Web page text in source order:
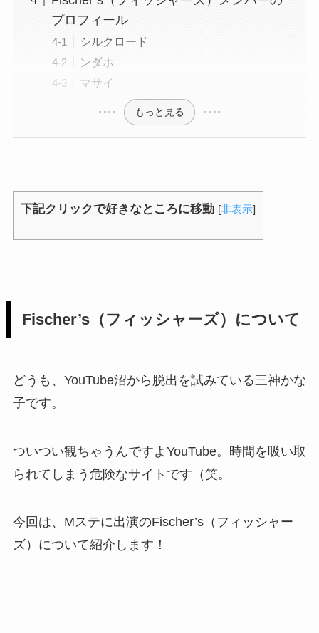
プロフィール
シルクロード
ンダホ
マサイ
もっと見る
下記クリックで好きなところに移動 [非表示]
Fischer’s（フィッシャーズ）について
どうも、YouTube沼から脱出を試みている三神かな
子です。
ついつい観ちゃうんですよYouTube。時間を吸い取
られてしまう危険なサイトです（笑。
今回は、Mステに出演のFischer’s（フィッシャー
ズ）について紹介します！